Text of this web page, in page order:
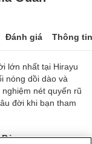
Đánh giá Thông
lớn nhất tại Hirayu
nóng dồi dào và
nét quyến rũ
đời khi bạn tham
Bản